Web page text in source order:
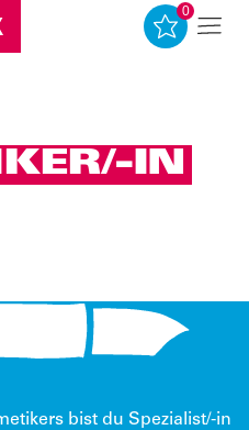
0
IN
bist du Spezialist/-in